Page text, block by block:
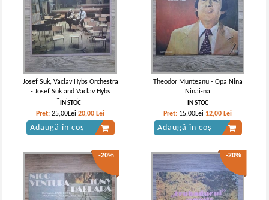
Josef Suk, Vaclav Hybs Orchestra
- Josef Suk and Vaclav Hybs
Orchestra
IN STOC
Pret:25,00Lei 20,00 Lei
Adaugă în coș
Theodor Munteanu - Opa Nina
Ninai-na
IN STOC
Pret:15,00Lei 12,00 Lei
Adaugă în coș
-20% -20%